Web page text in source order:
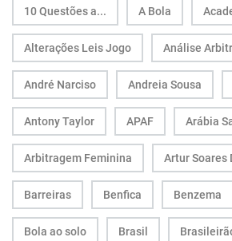
10 Questões a... A Bola
Alterações Leis Jogo Análise
André Narciso Andreia Sousa
Antony Taylor APAF Arábia
Arbitragem Feminina Artur Soares
Barreiras Benfica Benzema
Bola ao solo Brasil